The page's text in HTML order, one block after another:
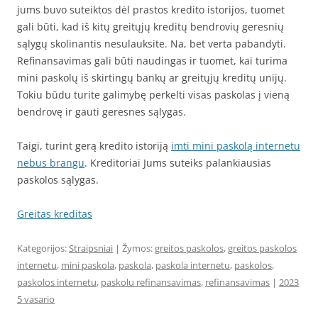
jums buvo suteiktos dėl prastos kredito istorijos, tuomet
gali būti, kad iš kitų greitųjų kreditų bendrovių geresnių
sąlygų skolinantis nesulauksite. Na, bet verta pabandyti.
Refinansavimas gali būti naudingas ir tuomet, kai turima
mini paskolų iš skirtingų bankų ar greitųjų kreditų unijų.
Tokiu būdu turite galimybę perkelti visas paskolas į vieną
bendrovę ir gauti geresnes sąlygas.
Taigi, turint gerą kredito istoriją imti mini paskolą internetu
nebus brangu. Kreditoriai Jums suteiks palankiausias
paskolos sąlygas.
Greitas kreditas
Kategorijos:Straipsniai | Žymos:greitos paskolos,greitos paskolos
internetu, mini paskola, paskola, paskola internetu, paskolos,
paskolos internetu, paskolu refinansavimas, refinansavimas | 2023
5 vasario